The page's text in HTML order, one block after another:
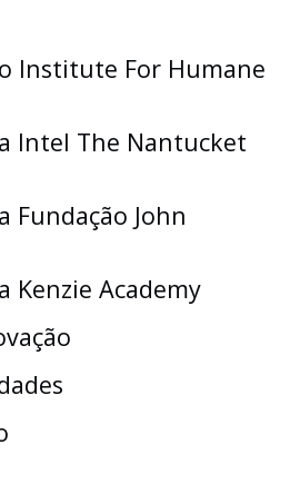
Institute For Humane
Intel The Nantucket
Fundação John
Kenzie Academy